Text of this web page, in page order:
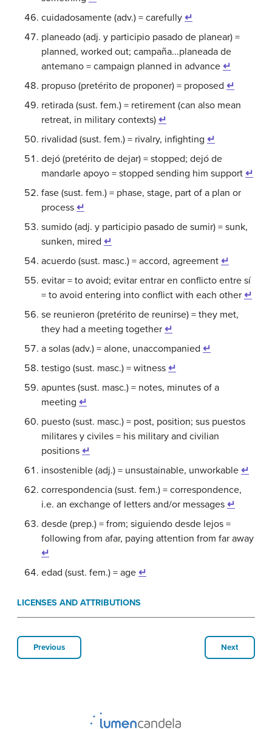
cuidadosamente (adv.) = carefully ↵
planeado (adj. y participio pasado de planear) =
planned, worked out; campaña...planeada de
antemano = campaign planned in advance ↵
propuso (pretérito de proponer) = proposed ↵
retirada (sust. fem.) = retirement (can also mean
retreat, in military contexts) ↵
rivalidad (sust. fem.) = rivalry, infighting ↵
dejó (pretérito de dejar) = stopped; dejó de
mandarle apoyo = stopped sending him support ↵
fase (sust. fem.) = phase, stage, part of a plan or
process ↵
sumido (adj. y participio pasado de sumir) = sunk,
sunken, mired ↵
acuerdo (sust. masc.) = accord, agreement ↵
evitar = to avoid; evitar entrar en conflicto entre sí
= to avoid entering into conflict with each other ↵
se reunieron (pretérito de reunirse) = they met,
they had a meeting together ↵
a solas (adv.) = alone, unaccompanied ↵
testigo (sust. masc.) = witness ↵
apuntes (sust. masc.) = notes, minutes of a
meeting ↵
puesto (sust. masc.) = post, position; sus puestos
militares y civiles = his military and civilian
positions ↵
insostenible (adj.) = unsustainable, unworkable ↵
correspondencia (sust. fem.) = correspondence,
i.e. an exchange of letters and/or messages ↵
desde (prep.) = from; siguiendo desde lejos =
following from afar, paying attention from far away
↵
edad (sust. fem.) = age ↵
LICENSES AND ATTRIBUTIONS
Previous Next